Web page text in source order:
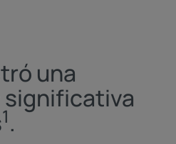
una
1.